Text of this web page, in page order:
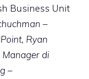
Business Unit
–
Ryan
di
–